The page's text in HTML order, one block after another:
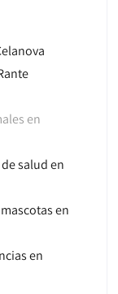
en
salud en
en
en